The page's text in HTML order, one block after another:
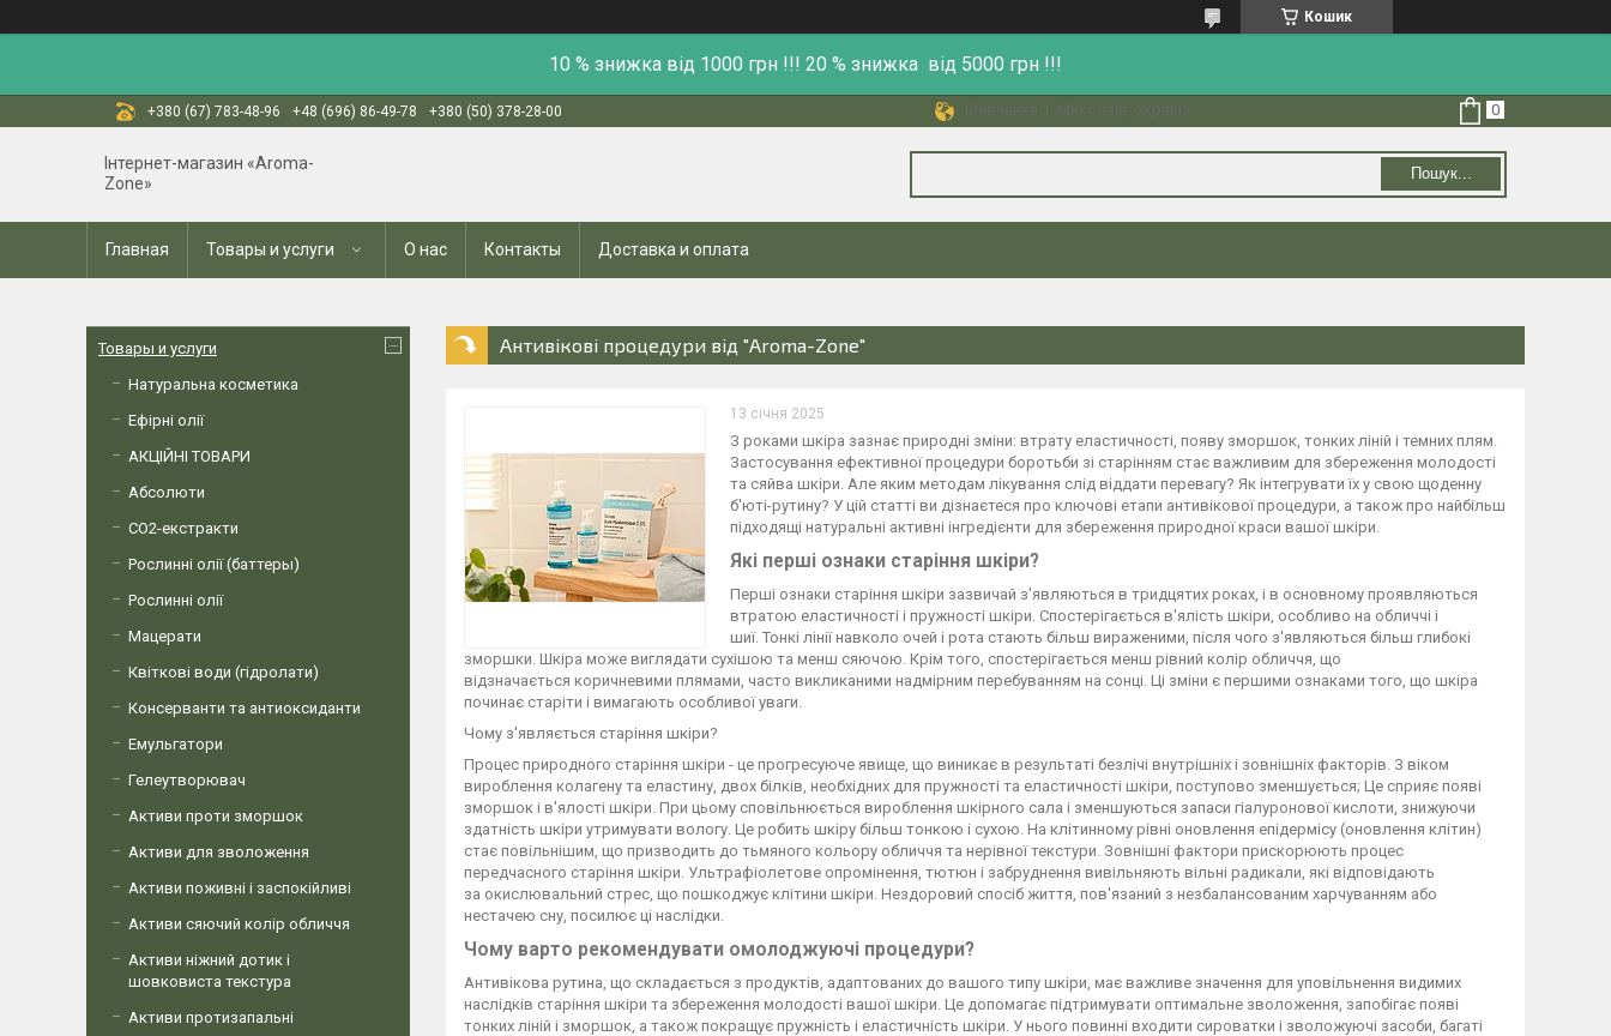
Кошик
10 % знижка від 1000 грн !!! 20 % знижка від 5000 грн !!!
+380 (67) 783-48-96 +48 (696) 86-49-78 +380 (50) 378-28-00 Шевченка 1, Миколаїв, Україна
Інтернет-магазин «Aroma-
Zone»
Пошук...
Главная Товары и услуги О нас Контакты Доставка и оплата
Антивікові процедури від "Aroma-Zone"
13 січня 2025
З роками шкіра зазнає природні зміни: втрату еластичності, появу зморшок, тонких ліній і темних плям.
Застосування ефективної процедури боротьби зі старінням стає важливим для збереження молодості
та сяйва шкіри. Але яким методам лікування слід віддати перевагу? Як інтегрувати їх у свою щоденну
б'юті-рутину? У цій статті ви дізнаєтеся про ключові етапи антивікової процедури, а також про найбільш
підходящі натуральні активні інгредієнти для збереження природної краси вашої шкіри.
Які перші ознаки старіння шкіри?
Перші ознаки старіння шкіри зазвичай з'являються в тридцятих роках, і в основному проявляються
втратою еластичності і пружності шкіри. Спостерігається в'ялість шкіри, особливо на обличчі і
шиї. Тонкі лінії навколо очей і рота стають більш вираженими, після чого з'являються більш глибокі
зморшки. Шкіра може виглядати сухішою та менш сяючою. Крім того, спостерігається менш рівний колір обличчя, що
відзначається коричневими плямами, часто викликаними надмірним перебуванням на сонці. Ці зміни є першими ознаками того, що шкіра
починає старіти і вимагають особливої уваги.
Чому з'являється старіння шкіри?
Процес природного старіння шкіри - це прогресуюче явище, що виникає в результаті безлічі внутрішніх і зовнішніх факторів. З віком
вироблення колагену та еластину, двох білків, необхідних для пружності та еластичності шкіри, поступово зменшується; Це сприяє появі
зморшок і в'ялості шкіри. При цьому сповільнюється вироблення шкірного сала і зменшуються запаси гіалуронової кислоти, знижуючи
здатність шкіри утримувати вологу. Це робить шкіру більш тонкою і сухою. На клітинному рівні оновлення епідермісу (оновлення клітин)
стає повільнішим, що призводить до тьмяного кольору обличчя та нерівної текстури. Зовнішні фактори прискорюють процес
передчасного старіння шкіри. Ультрафіолетове опромінення, тютюн і забруднення вивільняють вільні радикали, які відповідають
за окислювальний стрес, що пошкоджує клітини шкіри. Нездоровий спосіб життя, пов'язаний з незбалансованим харчуванням або
нестачею сну, посилює ці наслідки.
Чому варто рекомендувати омолоджуючі процедури?
Антивікова рутина, що складається з продуктів, адаптованих до вашого типу шкіри, має важливе значення для уповільнення видимих
наслідків старіння шкіри та збереження молодості вашої шкіри. Це допомагає підтримувати оптимальне зволоження, запобігає появі
тонких ліній і зморшок, а також покращує пружність і еластичність шкіри. У нього повинні входити сироватки і зволожуючі засоби, багаті
Товары и услуги
Натуральна косметика
Ефірні олії
АКЦІЙНІ ТОВАРИ
Абсолюти
СО2-екстракти
Рослинні олії (баттеры)
Рослинні олії
Мацерати
Квіткові води (гідролати)
Консерванти та антиоксиданти
Емульгатори
Гелеутворювач
Активи проти зморшок
Активи для зволоження
Активи поживні і заспокійливі
Активи сяючий колір обличчя
Активи ніжний дотик і
шовковиста текстура
Активи протизапальні